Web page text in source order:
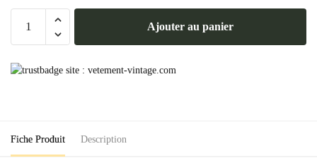
PC
Noir
Ajouter au panier
Fiche Produit Description